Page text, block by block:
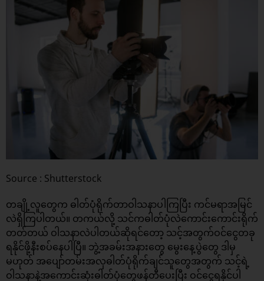
Source : Shutterstock
တချို့လူတွေက ဓါတ်ပုံရိုက်တာဝါသနာပါကြပြီး ကင်မရာအမြင်
လဲရှိကြပါတယ်။ တကယ်လို့ သင်ကဓါတ်ပုံလဲကောင်းကောင်းရိုက်
တတ်တယ် ဝါသနာလဲပါတယ်ဆိုရင်တော့ သင့်အတွက်ဝင်ငွေတခု
ရနိုင်ဖို့နီးစပ်နေပါပြီ။ ဘွဲ့အခမ်းအနားတွေ မွေးနေ့ပွဲတွေ ဒါမှ
မဟုတ် အပျော်တမ်းအလှဓါတ်ပုံရိုက်ချင်သူတွေအတွက် သင့်ရဲ့
ဝါသနာနဲ့အကောင်းဆုံးဓါတ်ပုံတွေဖန်တီပေးပြီး ဝင်ငွေရနိုင်ပါ